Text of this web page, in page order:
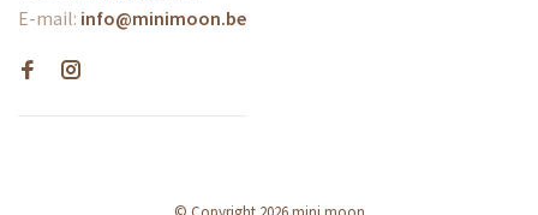
E-mail: info@minimoon.be